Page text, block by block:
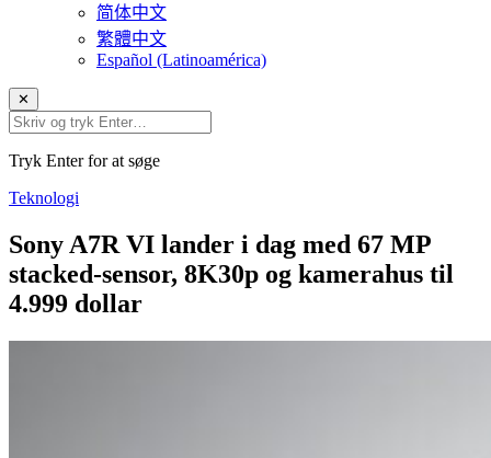
简体中文
繁體中文
Español (Latinoamérica)
✕
Tryk Enter for at søge
Teknologi
Sony A7R VI lander i dag med 67 MP
stacked-sensor, 8K30p og kamerahus til
4.999 dollar